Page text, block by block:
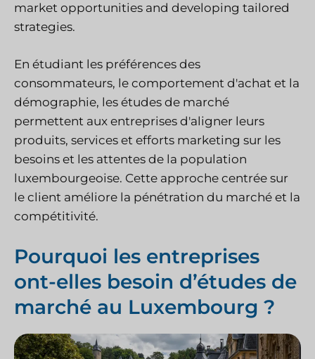
market opportunities and developing tailored
strategies.
En étudiant les préférences des
consommateurs, le comportement d'achat et la
démographie, les études de marché
permettent aux entreprises d'aligner leurs
produits, services et efforts marketing sur les
besoins et les attentes de la population
luxembourgeoise. Cette approche centrée sur
le client améliore la pénétration du marché et la
compétitivité.
Pourquoi les entreprises
ont-elles besoin d’études de
marché au Luxembourg ?